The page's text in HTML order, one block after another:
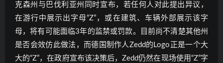
克森州与巴伐利亚州同时宣布，若任何人对此提出异议，
在游行中展示出字母“Z”，或在建筑、车辆外部展示该字
母，将有可能面临3年的监禁或罚款。目前尚不清楚其他州
是否会效仿此做法，而德国制作人Zedd的Logo正是一个大
大的“Z”，在政府宣布该决策后，Zedd仍然在现场使用“Z”字